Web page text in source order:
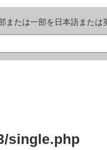
または一部を日本語または
single.php